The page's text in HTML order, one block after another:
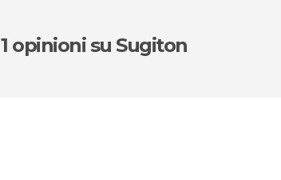
1 opinioni su Sugiton